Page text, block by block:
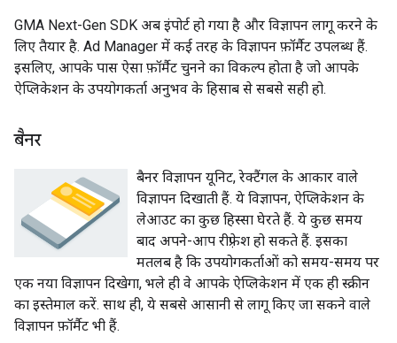
GMA Next-Gen SDK अब इंपोर्ट हो गया है और विज्ञापन लागू करने के
लिए तैयार है. Ad Manager में कई तरह के विज्ञापन फ़ॉर्मैट उपलब्ध हैं.
इसलिए, आपके पास ऐसा फ़ॉर्मैट चुनने का विकल्प होता है जो आपके
ऐप्लिकेशन के उपयोगकर्ता अनुभव के हिसाब से सबसे सही हो.
बैनर
बैनर विज्ञापन यूनिट, रेक्टैंगल के आकार वाले
विज्ञापन दिखाती हैं. ये विज्ञापन, ऐप्लिकेशन के
लेआउट का कुछ हिस्सा घेरते हैं. ये कुछ समय
बाद अपने-आप रीफ़्रेश हो सकते हैं. इसका
मतलब है कि उपयोगकर्ताओं को समय-समय पर
एक नया विज्ञापन दिखेगा, भले ही वे आपके ऐप्लिकेशन में एक ही स्क्रीन
का इस्तेमाल करें. साथ ही, ये सबसे आसानी से लागू किए जा सकने वाले
विज्ञापन फ़ॉर्मैट भी हैं.